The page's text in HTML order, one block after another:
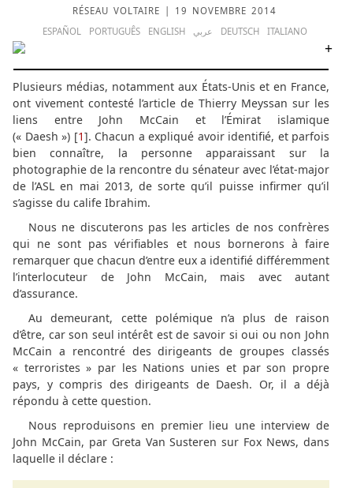
RÉSEAU VOLTAIRE
| 19 NOVEMBRE 2014
ESPAÑOL
PORTUGUÊS ENGLISH عربي DEUTSCH ITALIANO
Plusieurs médias, notamment aux États-Unis et en France,
ont vivement contesté l’article de Thierry Meyssan sur les
liens entre John McCain et l’Émirat islamique
(« Daesh ») [1]. Chacun a expliqué avoir identifié, et parfois
bien connaître, la personne apparaissant sur la
photographie de la rencontre du sénateur avec l’état-major
de l’ASL en mai 2013, de sorte qu’il puisse infirmer qu’il
s’agisse du calife Ibrahim.
Nous ne discuterons pas les articles de nos confrères
qui ne sont pas vérifiables et nous bornerons à faire
remarquer que chacun d’entre eux a identifié différemment
l’interlocuteur de John McCain, mais avec autant
d’assurance.
Au demeurant, cette polémique n’a plus de raison
d’être, car son seul intérêt est de savoir si oui ou non John
McCain a rencontré des dirigeants de groupes classés
« terroristes » par les Nations unies et par son propre
pays, y compris des dirigeants de Daesh. Or, il a déjà
répondu à cette question.
Nous reproduisons en premier lieu une interview de
John McCain, par Greta Van Susteren sur Fox News, dans
laquelle il déclare :